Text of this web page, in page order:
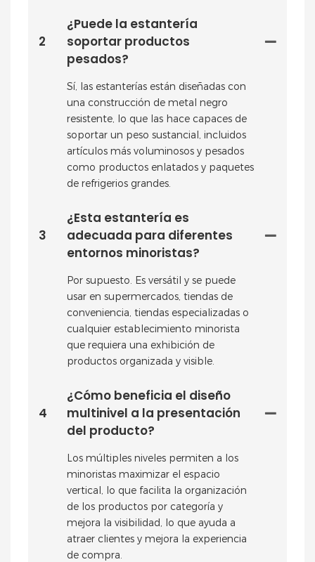
2
¿Puede la estantería
soportar productos
pesados?
Sí, las estanterías están diseñadas con
una construcción de metal negro
resistente, lo que las hace capaces de
soportar un peso sustancial, incluidos
artículos más voluminosos y pesados ​​
como productos enlatados y paquetes
de refrigerios grandes.
3
¿Esta estantería es
adecuada para diferentes
entornos minoristas?
Por supuesto. Es versátil y se puede
usar en supermercados, tiendas de
conveniencia, tiendas especializadas o
cualquier establecimiento minorista
que requiera una exhibición de
productos organizada y visible.
4
¿Cómo beneficia el diseño
multinivel a la presentación
del producto?
Los múltiples niveles permiten a los
minoristas maximizar el espacio
vertical, lo que facilita la organización
de los productos por categoría y
mejora la visibilidad, lo que ayuda a
atraer clientes y mejora la experiencia
de compra.